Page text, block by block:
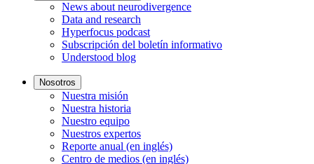
News about neurodivergence
Data and research
Hyperfocus podcast
Subscripción del boletín informativo
Understood blog
Nosotros
Nuestra misión
Nuestra historia
Nuestro equipo
Nuestros expertos
Reporte anual (en inglés)
Centro de medios (en inglés)